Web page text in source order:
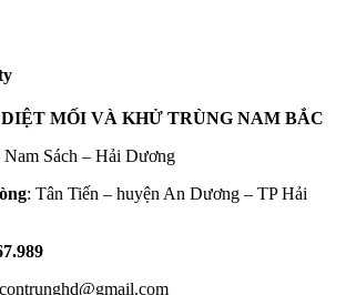
MỐI VÀ KHỬ TRÙNG NAM BẮC
Sách – Hải Dương
: Tân Tiến – huyện An Dương – TP Hải